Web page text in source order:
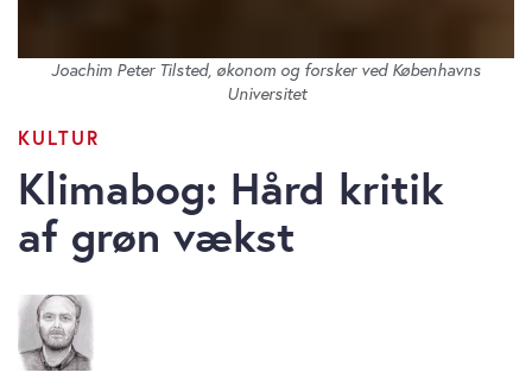
KULTUR
Klimabog: Hård kritik
af grøn vækst
Joachim Peter Tilsted, økonom og forsker ved Københavns
Universitet